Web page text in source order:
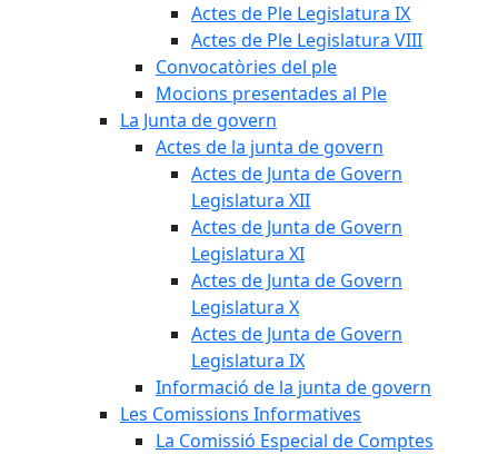
Actes de Ple Legislatura IX
Actes de Ple Legislatura VIII
Convocatòries del ple
Mocions presentades al Ple
La Junta de govern
Actes de la junta de govern
Actes de Junta de Govern
Legislatura XII
Actes de Junta de Govern
Legislatura XI
Actes de Junta de Govern
Legislatura X
Actes de Junta de Govern
Legislatura IX
Informació de la junta de govern
Les Comissions Informatives
La Comissió Especial de Comptes